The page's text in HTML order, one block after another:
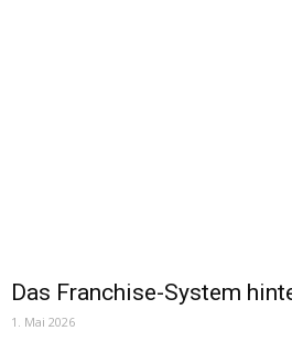
Das Franchise-System
1. Mai 2026